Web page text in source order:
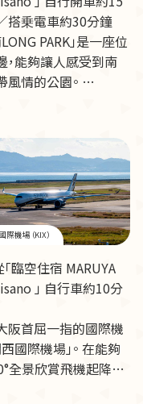
搭乗電車約30分鐘
LONG PARK」是一座位
，能夠讓人感受到南
風情的公園。 …
際機場（KIX）
臨空住宿 MARUYA
」 自行車約10分
阪首屈一指的國際機
國際機場」。 在能夠
全景欣賞飛機起降…